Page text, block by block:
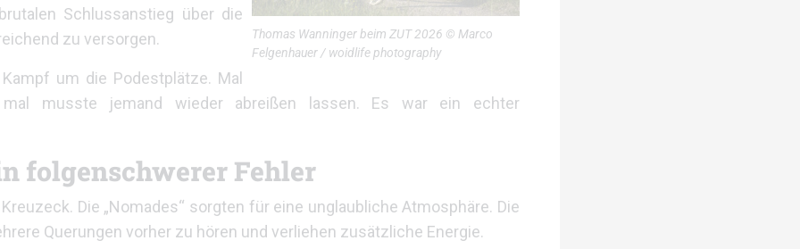
Thomas Wanninger beim ZUT 2026 © Marco
Felgenhauer / woidlife photography
Schlussanstieg über die
zu versorgen.
um die Podestplätze. Mal
musste jemand wieder abreißen lassen. Es war ein echter
folgenschwerer Fehler
Die „Nomades“ sorgten für eine unglaubliche Atmosphäre. Die
Querungen vorher zu hören und verliehen zusätzliche Energie.